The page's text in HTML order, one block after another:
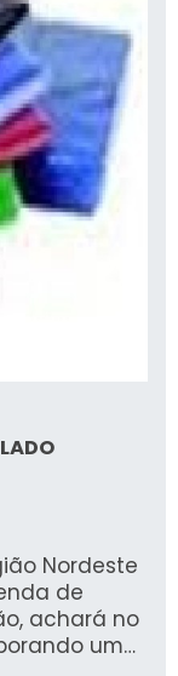
Nordeste
de
achará no
uma